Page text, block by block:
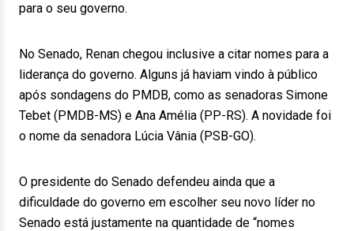
para o seu governo.
No Senado, Renan chegou inclusive a citar nomes para a
liderança do governo. Alguns já haviam vindo à público
após sondagens do PMDB, como as senadoras Simone
Tebet (PMDB-MS) e Ana Amélia (PP-RS). A novidade foi
o nome da senadora Lúcia Vânia (PSB-GO).
O presidente do Senado defendeu ainda que a
dificuldade do governo em escolher seu novo líder no
Senado está justamente na quantidade de “nomes